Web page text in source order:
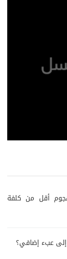
أقل من كلفة
عبء إضافي؟